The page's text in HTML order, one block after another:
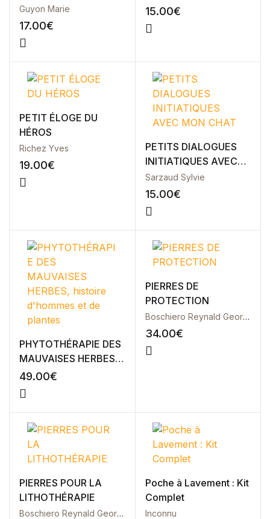
LIST !
Guyon Marie
17.00€
15.00€
PETIT ÉLOGE DU
HÉROS
Richez Yves
19.00€
PETITS DIALOGUES
INITIATIQUES AVEC
MON CHAT
Sarzaud Sylvie
15.00€
PHYTOTHÉRAPIE DES
MAUVAISES HERBES,
histoire d’hommes et
de plantes
49.00€
PIERRES DE
PROTECTION
Boschiero Reynald Georges
34.00€
PIERRES POUR LA
LITHOTHÉRAPIE
Boschiero Reynald Georges
Poche à Lavement : Kit
Complet
Inconnu